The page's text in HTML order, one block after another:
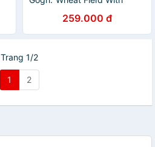
259.000 đ
Trang 1/2
1 2